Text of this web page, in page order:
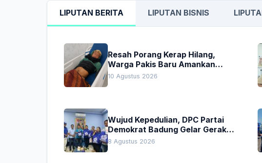
LIPUTAN BERITA LIPUTAN BISNIS
Resah Porang Kerap Hilang,
Warga Pakis Baru Amankan
Terduga Pelaku Pencurian
10 Agustus 2026
Wujud Kepedulian, DPC Partai
Demokrat Badung Gelar Gerakan
Donor Darah
8 Agustus 2026